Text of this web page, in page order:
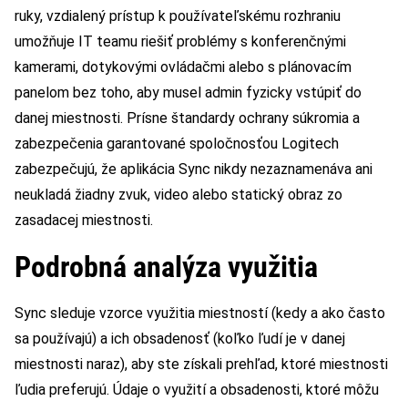
ruky, vzdialený prístup k používateľskému rozhraniu
umožňuje IT teamu riešiť problémy s konferenčnými
kamerami, dotykovými ovládačmi alebo s plánovacím
panelom bez toho, aby musel admin fyzicky vstúpiť do
danej miestnosti. Prísne štandardy ochrany súkromia a
zabezpečenia garantované spoločnosťou Logitech
zabezpečujú, že aplikácia Sync nikdy nezaznamenáva ani
neukladá žiadny zvuk, video alebo statický obraz zo
zasadacej miestnosti.
Podrobná analýza využitia
Sync sleduje vzorce využitia miestností (kedy a ako často
sa používajú) a ich obsadenosť (koľko ľudí je v danej
miestnosti naraz), aby ste získali prehľad, ktoré miestnosti
ľudia preferujú. Údaje o využití a obsadenosti, ktoré môžu